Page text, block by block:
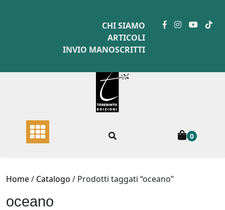
CHI SIAMO
ARTICOLI
INVIO MANOSCRITTI
0
Home/ Catalogo / Prodotti taggati “oceano”
oceano